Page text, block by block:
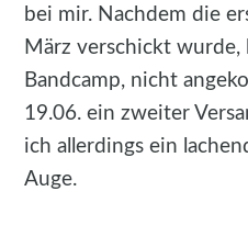
bei mir. Nachdem die
März verschickt
Bandcamp, nicht
19.06. ein zweiter
ich allerdings ein
Auge.